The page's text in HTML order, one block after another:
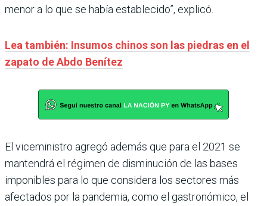
menor a lo que se había establecido”, explicó.
Lea también: Insumos chinos son las piedras en el
zapato de Abdo Benítez
El viceministro agregó además que para el 2021 se
mantendrá el régimen de disminución de las bases
imponibles para lo que considera los sectores más
afectados por la pandemia, como el gastronómico, el